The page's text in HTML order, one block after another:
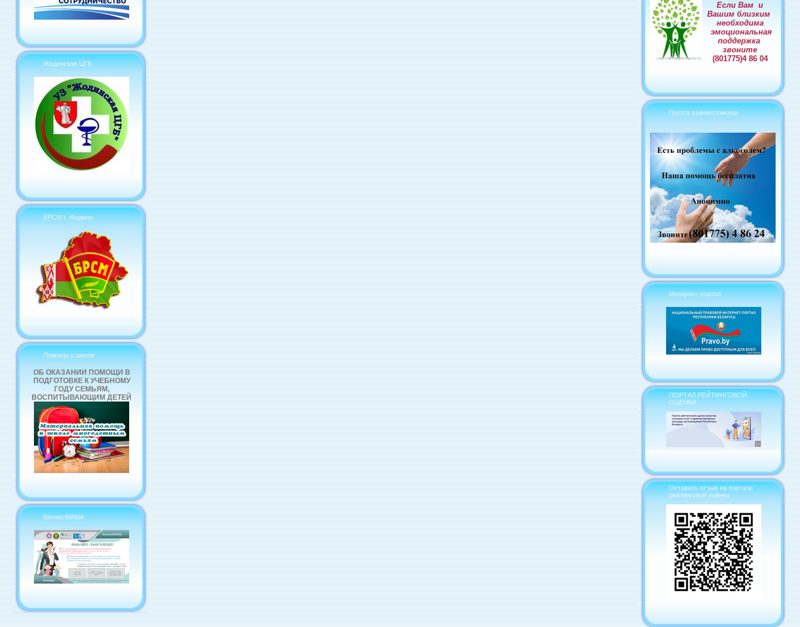
Жодинская ЦГБ
БРСМ г. Жодино
Помощь к школе
ОБ ОКАЗАНИИ ПОМОЩИ В
ПОДГОТОВКЕ К УЧЕБНОМУ
ГОДУ СЕМЬЯМ,
ВОСПИТЫВАЮЩИМ ДЕТЕЙ
БизнесМАМА
Если Вам и
Вашим близким
необходима
эмоциональная
поддержка
звоните
(801775)4 86 04
Группа взаимопомощи
Интернет-портал
ПОРТАЛ РЕЙТИНГОВОЙ
ОЦЕНКИ
Оставить отзыв на портале
рейтинговой оценки